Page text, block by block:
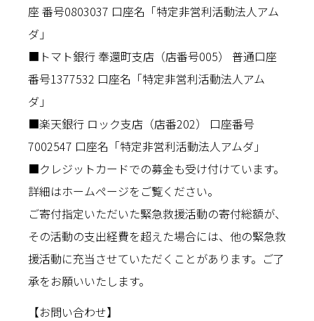
座 番号0803037 口座名「特定非営利活動法人アム
ダ」
■トマト銀行 奉還町支店（店番号005） 普通口座
番号1377532 口座名「特定非営利活動法人アム
ダ」
■楽天銀行 ロック支店（店番202） 口座番号
7002547 口座名「特定非営利活動法人アムダ」
■クレジットカードでの募金も受け付けています。
詳細はホームページをご覧ください。
ご寄付指定いただいた緊急救援活動の寄付総額が、
その活動の支出経費を超えた場合には、他の緊急救
援活動に充当させていただくことがあります。ご了
承をお願いいたします。
【お問い合わせ】